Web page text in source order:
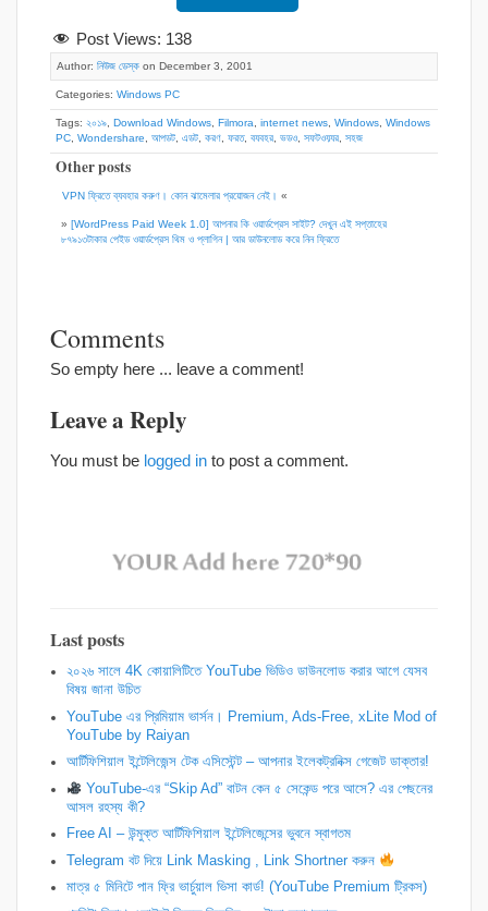
Post Views: 138
Author: নিউজ ডেস্ক on December 3, 2001
Categories: Windows PC
Tags: ২০১৯, Download Windows, Filmora, internet news, Windows, Windows
PC, Wondershare, আপডট, এডট, করণ, ফরত, বযবহর, ভডও, সফটওয়যর, সহজ
Other posts
VPN ফ্রিতে ব্যবহার করুণ। কোন ঝামেলার প্রয়োজন নেই। «
» [WordPress Paid Week 1.0] আপনার কি ওয়ার্ডপ্রেস সাইট? দেখুন এই সপ্তাহের
৮৭৯১৩টাকার পেইড ওয়ার্ডপ্রেস থিম ও প্লাগিন | আর ডাউনলোড করে নিন ফ্রিতে
Comments
So empty here ... leave a comment!
Leave a Reply
You must be logged in to post a comment.
Last posts
২০২৬ সালে 4K কোয়ালিটিতে YouTube ভিডিও ডাউনলোড করার আগে যেসব
বিষয় জানা উচিত
YouTube এর প্রিমিয়াম ভার্সন। Premium, Ads-Free, xLite Mod of
YouTube by Raiyan
আর্টিফিশিয়াল ইন্টেলিজেন্স টেক এসিস্টেন্ট – আপনার ইলেকট্রনিক্স গেজেট ডাক্তার!
YouTube-এর “Skip Ad” বাটন কেন ৫ সেকেন্ড পরে আসে? এর পেছনের
আসল রহস্য কী?
Free AI – উন্মুক্ত আর্টিফিশিয়াল ইন্টেলিজেন্সের ভুবনে স্বাগতম
Telegram বট দিয়ে Link Masking , Link Shortner করুন
​মাত্র ৫ মিনিটে পান ফ্রি ভার্চুয়াল ভিসা কার্ড! (YouTube Premium ট্রিকস)